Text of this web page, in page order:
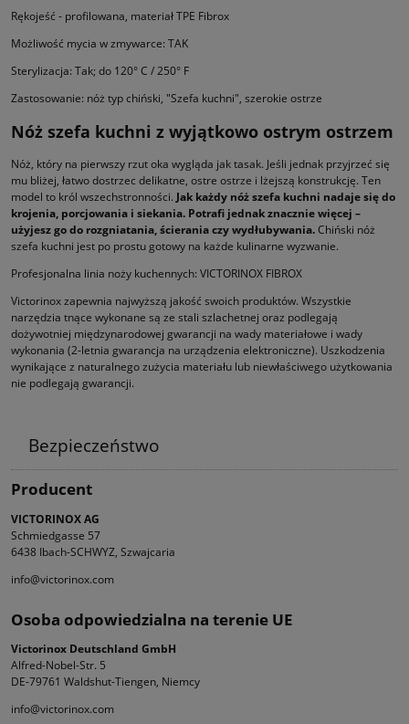
Rękojeść - profilowana, materiał TPE Fibrox
Możliwość mycia w zmywarce: TAK
Sterylizacja: Tak; do 120° C / 250° F
Zastosowanie: nóż typ chiński, "Szefa kuchni", szerokie ostrze
Nóż szefa kuchni z wyjątkowo ostrym ostrzem
Nóż, który na pierwszy rzut oka wygląda jak tasak. Jeśli jednak przyjrzeć się
mu bliżej, łatwo dostrzec delikatne, ostre ostrze i lżejszą konstrukcję. Ten
model to król wszechstronności. Jak każdy nóż szefa kuchni nadaje się do
krojenia, porcjowania i siekania. Potrafi jednak znacznie więcej –
użyjesz go do rozgniatania, ścierania czy wydłubywania.Chiński nóż
szefa kuchni jest po prostu gotowy na każde kulinarne wyzwanie.
Profesjonalna linia noży kuchennych: VICTORINOX FIBROX
Victorinox zapewnia najwyższą jakość swoich produktów. Wszystkie
narzędzia tnące wykonane są ze stali szlachetnej oraz podle­gają
dożywotniej międzynarodowej gwarancji na wady materiałowe i wady
wykonania (2-letnia gwarancja na urządzenia elektro­niczne). Uszkodzenia
wynikające z naturalnego zużycia materiału lub niewłaściwego użytkowania
nie podlegają gwarancji.
Bezpieczeństwo
Producent
VICTORINOX AG
Schmiedgasse 57
6438 Ibach-SCHWYZ, Szwajcaria
info@victorinox.com
Osoba odpowiedzialna na terenie UE
Victorinox Deutschland GmbH
Alfred-Nobel-Str. 5
DE-79761 Waldshut-Tiengen, Niemcy
info@victorinox.com